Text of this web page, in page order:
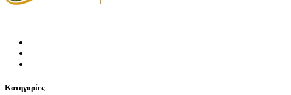
Κατηγορίες